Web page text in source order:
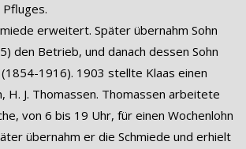
erweitert. Später übernahm Sohn
den Betrieb, und danach dessen Sohn
1916). 1903 stellte Klaas einen
H. J. Thomassen. Thomassen arbeitete
von 6 bis 19 Uhr, für einen Wochenlohn
übernahm er die Schmiede und erhielt